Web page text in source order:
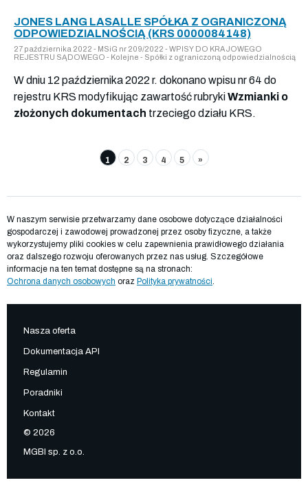
JONES LANG LASALLE SPÓŁKA Z OGRANICZONĄ
ODPOWIEDZIALNOŚCIĄ (KRS 0000084148)
27 października 2022 - MSiG nr 209/2022 - WPISY DO KRAJOWEGO
REJESTRU SĄDOWEGO - Kolejne - Spółki z ograniczoną odpowiedzialnością
W dniu 12 października 2022 r. dokonano wpisu nr 64 do
rejestru KRS modyfikując zawartość rubrykiWzmianki o
złożonych dokumentach trzeciego działu KRS.
1 2 3 4 5 »
W naszym serwisie przetwarzamy dane osobowe dotyczące działalności
gospodarczej i zawodowej prowadzonej przez osoby fizyczne, a także
wykorzystujemy pliki cookies w celu zapewnienia prawidłowego działania
oraz dalszego rozwoju oferowanych przez nas usług. Szczegółowe
informacje na ten temat dostępne są na stronach:
Ochrona danych osobowych oraz Polityka prywatności
Nasza oferta
Dokumentacja API
Regulamin
Poradniki
Kontakt
© 2026
MGBI sp. z o.o.